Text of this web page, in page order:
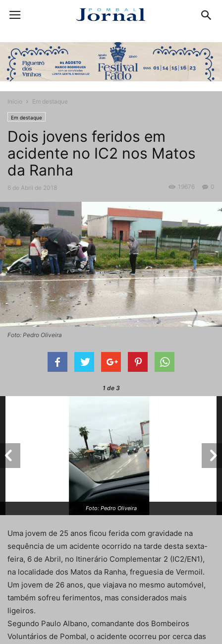
Início Em destaque
Em destaque
Dois jovens feridos em
acidente no IC2 nos Matos
da Ranha
6 de Abril de 2018 0
19676
Foto: Pedro Oliveira
1 de 3
Foto: Pedro Oliveira
Uma jovem de 25 anos ficou ferida com gravidade na
sequência de um acidente ocorrido na tarde desta sexta-
feira, 6 de Abril, no Itinerário Complementar 2 (IC2/EN1),
na localidade dos Matos da Ranha, freguesia de Vermoil.
Um jovem de 26 anos, que viajava no mesmo automóvel,
também sofreu ferimentos, mas considerados mais
ligeiros.
Segundo Paulo Albano, comandante dos Bombeiros
Voluntários de Pombal, o acidente ocorreu por cerca das